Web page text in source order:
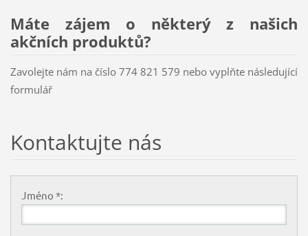
Máte zájem o některý z našich
akčních produktů?
Zavolejte nám na číslo 774 821 579 nebo vyplňte následující
formulář
Kontaktujte nás
Jméno *: